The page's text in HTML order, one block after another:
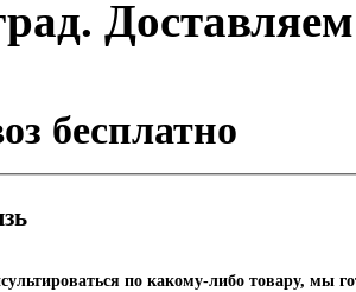
бесплатно
по какому-либо товару, мы